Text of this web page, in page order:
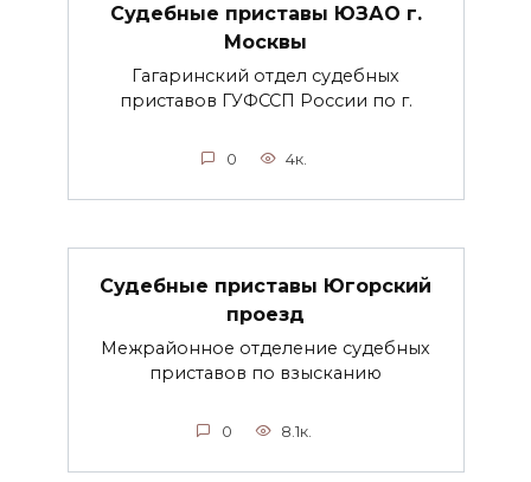
Судебные приставы ЮЗАО г.
Москвы
Гагаринский отдел судебных
приставов ГУФССП России по г.
0 4к.
Судебные приставы Югорский
проезд
Межрайонное отделение судебных
приставов по взысканию
0 8.1к.